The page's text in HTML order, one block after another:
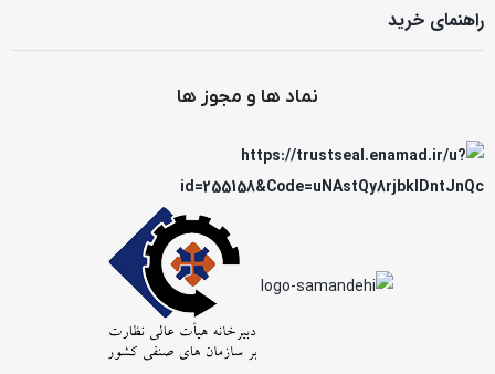
راهنمای خرید
نماد ها و مجوز ها